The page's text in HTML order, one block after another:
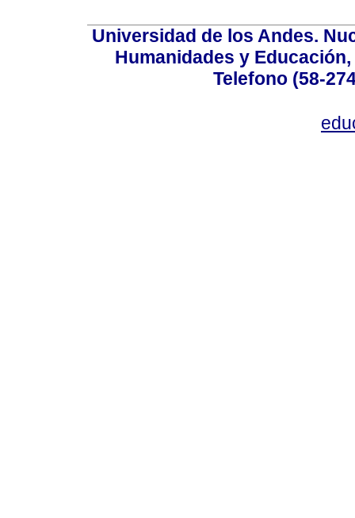
Universidad de los Andes.
Humanidades y
Telefono (58-